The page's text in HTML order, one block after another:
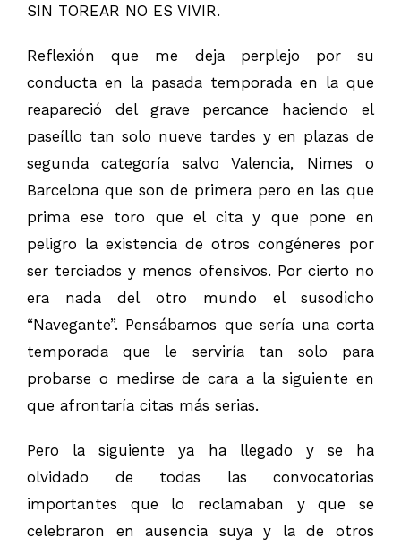
SIN TOREAR NO ES VIVIR.
Reflexión que me deja perplejo por su
conducta en la pasada temporada en la que
reapareció del grave percance haciendo el
paseíllo tan solo nueve tardes y en plazas de
segunda categoría salvo Valencia, Nimes o
Barcelona que son de primera pero en las que
prima ese toro que el cita y que pone en
peligro la existencia de otros congéneres por
ser terciados y menos ofensivos. Por cierto no
era nada del otro mundo el susodicho
“Navegante”. Pensábamos que sería una corta
temporada que le serviría tan solo para
probarse o medirse de cara a la siguiente en
que afrontaría citas más serias.
Pero la siguiente ya ha llegado y se ha
olvidado de todas las convocatorias
importantes que lo reclamaban y que se
celebraron en ausencia suya y la de otros